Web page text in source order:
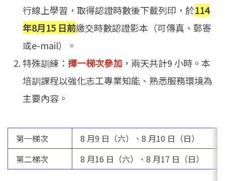
行線上學習，取得認證時數後下載列印，於114
年8月15 日前繳交時數認證影本（可傳真、郵寄
或e-mail）。
特殊訓練： 擇一梯次參加 ，兩天共計9 小時。本
培訓課程以強化志工專業知能、熟悉服務環境為
主要內容。
第一梯次
8 月9 日（六）、8 月10 日（日）
第二梯次
8 月16 日（六）、8 月17 日（日）